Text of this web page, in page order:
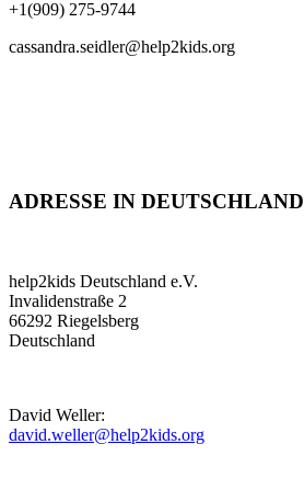
+1(909) 275-9744
cassandra.seidler@help2kids.org
ADRESSE IN DEUTSCHLAND
help2kids Deutschland e.V.
Invalidenstraße 2
66292 Riegelsberg
Deutschland
David Weller:
david.weller@help2kids.org